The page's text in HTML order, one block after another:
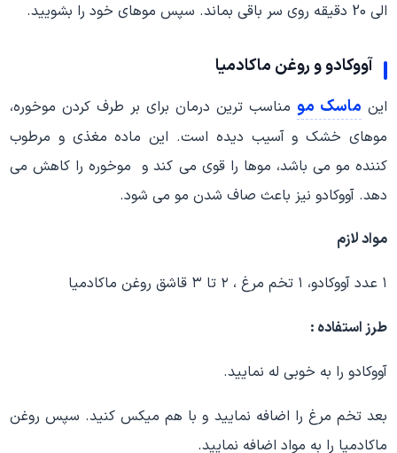
الی 20 دقیقه روی سر باقی بماند. سپس موهای خود را بشویید.
آووکادو و روغن ماکادمیا
این ماسک مو مناسب ترین درمان برای بر طرف کردن موخوره،
موهای خشک و آسیب دیده است. این ماده مغذی و مرطوب
کننده مو می باشد، موها را قوی می کند و موخوره را کاهش می
دهد. آووکادو نیز باعث صاف شدن مو می شود.
مواد لازم
۱ عدد آووکادو، ۱ تخم مرغ ، ۲ تا ۳ قاشق روغن ماکادمیا
طرز استفاده :
آووکادو را به خوبی له نمایید.
بعد تخم مرغ را اضافه نمایید و با هم میکس کنید. سپس روغن
ماکادمیا را به مواد اضافه نمایید.